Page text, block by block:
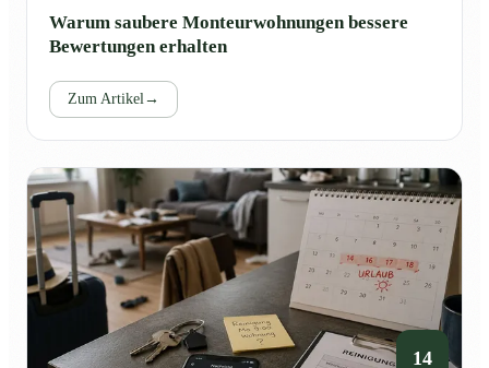
Warum saubere Monteurwohnungen bessere
Bewertungen erhalten
Zum Artikel→
14